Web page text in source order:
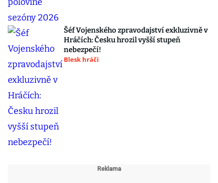
Šéf Vojenského zpravodajství exkluzivně v
Hráčích: Česku hrozil vyšší stupeň
nebezpečí!
Blesk hráči